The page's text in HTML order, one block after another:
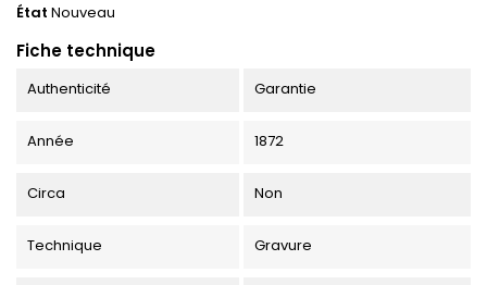
État Nouveau
Fiche technique
Authenticité Garantie
Année 1872
Circa Non
Technique Gravure